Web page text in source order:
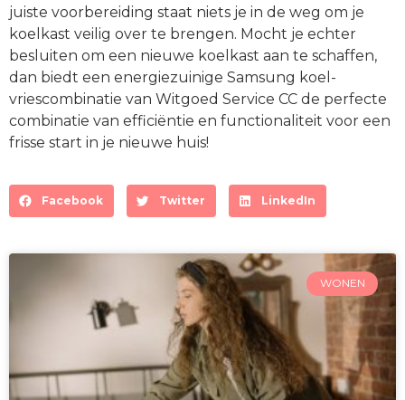
juiste voorbereiding staat niets je in de weg om je
koelkast veilig over te brengen. Mocht je echter
besluiten om een nieuwe koelkast aan te schaffen,
dan biedt een energiezuinige Samsung koel-
vriescombinatie van Witgoed Service CC de perfecte
combinatie van efficiëntie en functionaliteit voor een
frisse start in je nieuwe huis!
Facebook Twitter LinkedIn
WONEN